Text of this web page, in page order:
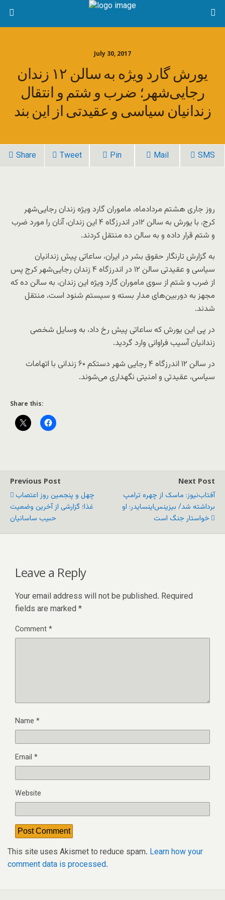
July 30, 2017
یورش گارد ویژه به سالن ۱۲ زندان
رجایی‌شهر؛ ضرب و شتم و انتقال
زندانیان سیاسی و عقیدتی از این بند
Share Tweet Pin Mail SMS
روز جاری هشتم مردادماه، ماموران گارد ویژه زندان رجایی‌شهر
کرج، با یورش به سالن ۱۲در اندرزگاه ۴ این زندان، آنان را مورد ضرب
و شتم قرار داده و به سالن ده منتقل کردند.
به گزارش تارنگار حقوق بشر در ایران، ساعاتی پیش زندانیان
سیاسی و عقیدتی سالن ۱۲ در اندرزگاه ۴ زندان رجایی‌شهر کرج پس
از ضرب و شتم از سوی ماموران گارد ویژه این زندان، به سالن ده که
مجهز به دوربین‌های مدار بسته و سیستم شنود است، منتقل
شدند.
در پی این یورش که ساعاتی پیش رخ داد، به وسایل شخصی
زندانیان آسیب فراوانی وارد گردید.
در سالن ۱۲ اندرزگاه ۴ رجایی شهر دستکم ۶۰ زندانی با اتهامات
سیاسی، عقیدتی و امنیتی نگهداری می‌شوند.
Share this:
Previous Post
چهل و پنجمین روز اعتصاب
غذا؛ گزارشی از آخرین وضعیت
حبیب ساسانیان
Next Post
آفتاب‌‌نیوز: ماسک از چهره ترامپ
برداشته شد/ بیزینس‌اینسایدر: او
خواستار جنگ است
Leave a Reply
Your email address will not be published. Required
fields are marked *
Comment*
Name *
Email *
Website
This site uses Akismet to reduce spam. Learn how your
comment data is processed.